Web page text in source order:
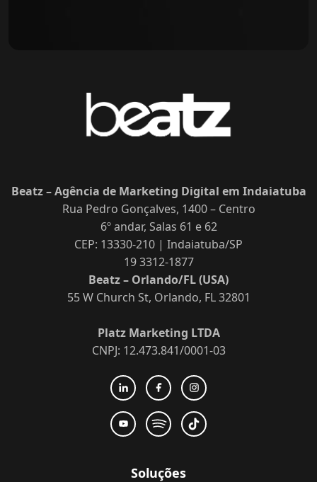
Beatz – Agência de Marketing Digital em Indaiatuba
Rua Pedro Gonçalves, 1400 – Centro
6º andar, Salas 61 e 62
CEP: 13330-210 | Indaiatuba/SP
19 3312-1877
Beatz – Orlando/FL (USA)
55 W Church St, Orlando, FL 32801
Platz Marketing LTDA
CNPJ: 12.473.841/0001-03
Soluções